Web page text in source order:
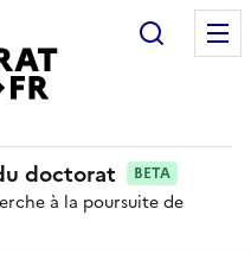
doctorat BETA
à la poursuite de